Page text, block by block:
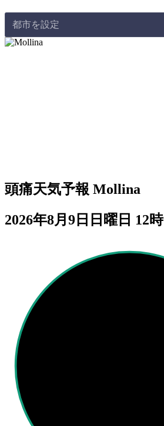
都市を設定
頭痛天気予報 Mollina
2026年8月9日日曜日 12時